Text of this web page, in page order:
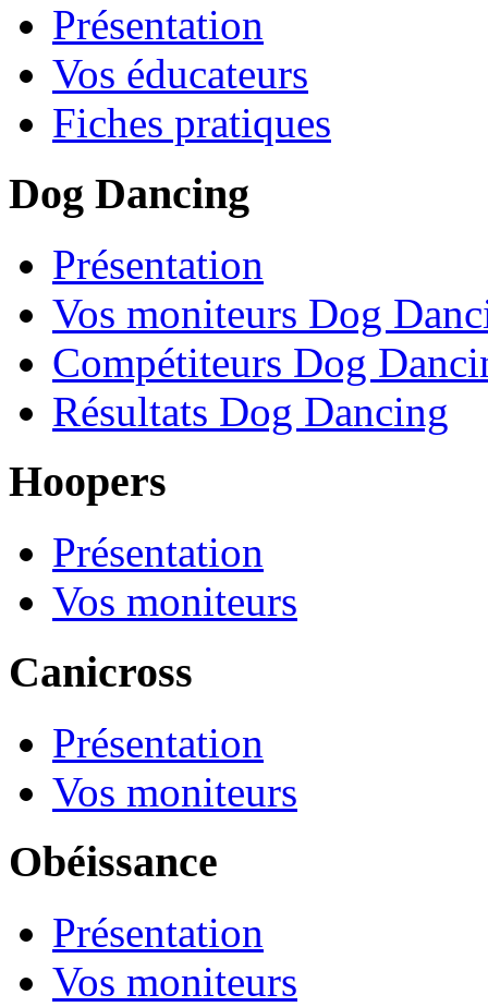
Présentation
Vos éducateurs
Fiches pratiques
Dog Dancing
Présentation
Vos moniteurs Dog
Compétiteurs Dog
Résultats Dog Dancing
Hoopers
Présentation
Vos moniteurs
Canicross
Présentation
Vos moniteurs
Obéissance
Présentation
Vos moniteurs